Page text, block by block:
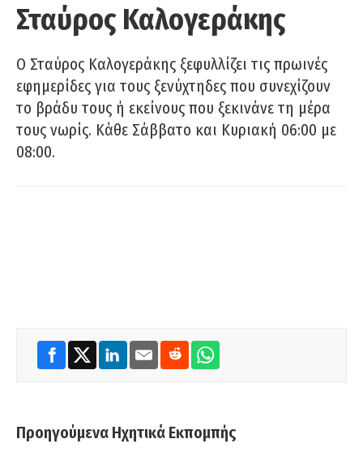
Σταύρος Καλογεράκης
Ο Σταύρος Καλογεράκης ξεφυλλίζει τις πρωινές
εφημερίδες για τους ξενύχτηδες που συνεχίζουν
το βράδυ τους ή εκείνους που ξεκινάνε τη μέρα
τους νωρίς. Κάθε Σάββατο και Κυριακή 06:00 με
08:00.
Προηγούμενα Ηχητικά Εκπομπής